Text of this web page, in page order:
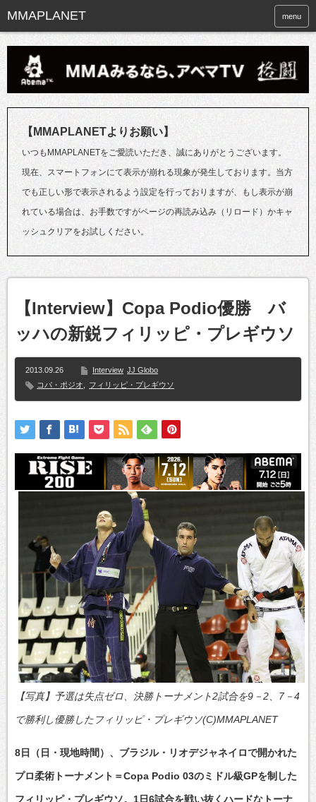
menu
【MMAPLANETよりお願い】
いつもMMAPLANETをご愛読いただき、誠にありがとうございます。
現在、スマートフォンにて表示が崩れる現象が発生しております。当方
でも正しい形で表示されるよう設定を行っておりますが、もし表示が崩
れている場合は、お手数ですがページの再読み込み（リロード）かキャ
ッシュクリアをお試しください。
【Interview】Copa Podio優勝 バ
ッハの新鋭フィリッピ・プレギウソ
2013.09.26 Interview JJ Globo
コパ・ポジオ
フィリッピ・プレギウソ
【写真】予選は失点ゼロ、決勝トーナメント2試合を9－2、7－4
で勝利し優勝したフィリッピ・プレギウソ(C)MMAPLANET
8日（日・現地時間）、ブラジル・リオデジャネイロで開かれた
プロ柔術トーナメント＝Copa Podio 03のミドル級GPを制した
フィリッピ・プレギウソ。1日6試合を戦い抜くハードなトーナ